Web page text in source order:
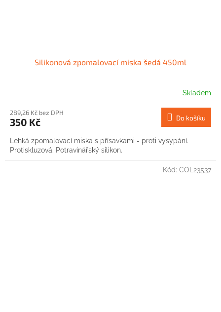
Silikonová zpomalovací miska šedá 450ml
Skladem
289,26 Kč bez DPH
350 Kč Do košíku
Lehká zpomalovací miska s přísavkami - proti vysypání.
Protiskluzová. Potravinářský silikon.
Kód: COL23537